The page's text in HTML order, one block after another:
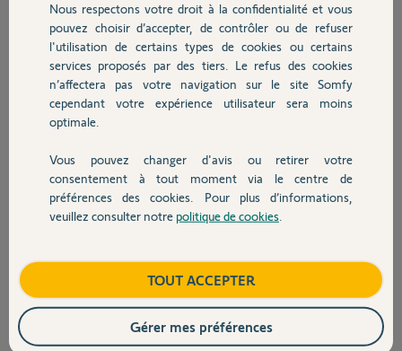
Chauffage
Autres produits
Devis avec un pro
Contact
il y a plus de 7 ans
Participer au fil de discussion
Réponses
Donnez la référence du boîtier de commande du volet de garage.
Montrez des photos.
Richy C. il y a plus de 7 ans
Bonjour,
Nous respectons votre droit à la confidentialité et vous
pouvez choisir d’accepter, de contrôler ou de refuser
l'utilisation de certains types de cookies ou certains
services proposés par des tiers. Le refus des cookies
n’affectera pas votre navigation sur le site Somfy
cependant votre expérience utilisateur sera moins
optimale.
Vous pouvez changer d'avis ou retirer votre
consentement à tout moment via le centre de
préférences des cookies. Pour plus d’informations,
veuillez consulter notre politique de cookies
TOUT ACCEPTER
Gérer mes préférences